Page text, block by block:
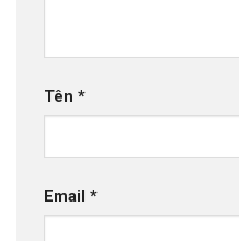
Tên *
Email *